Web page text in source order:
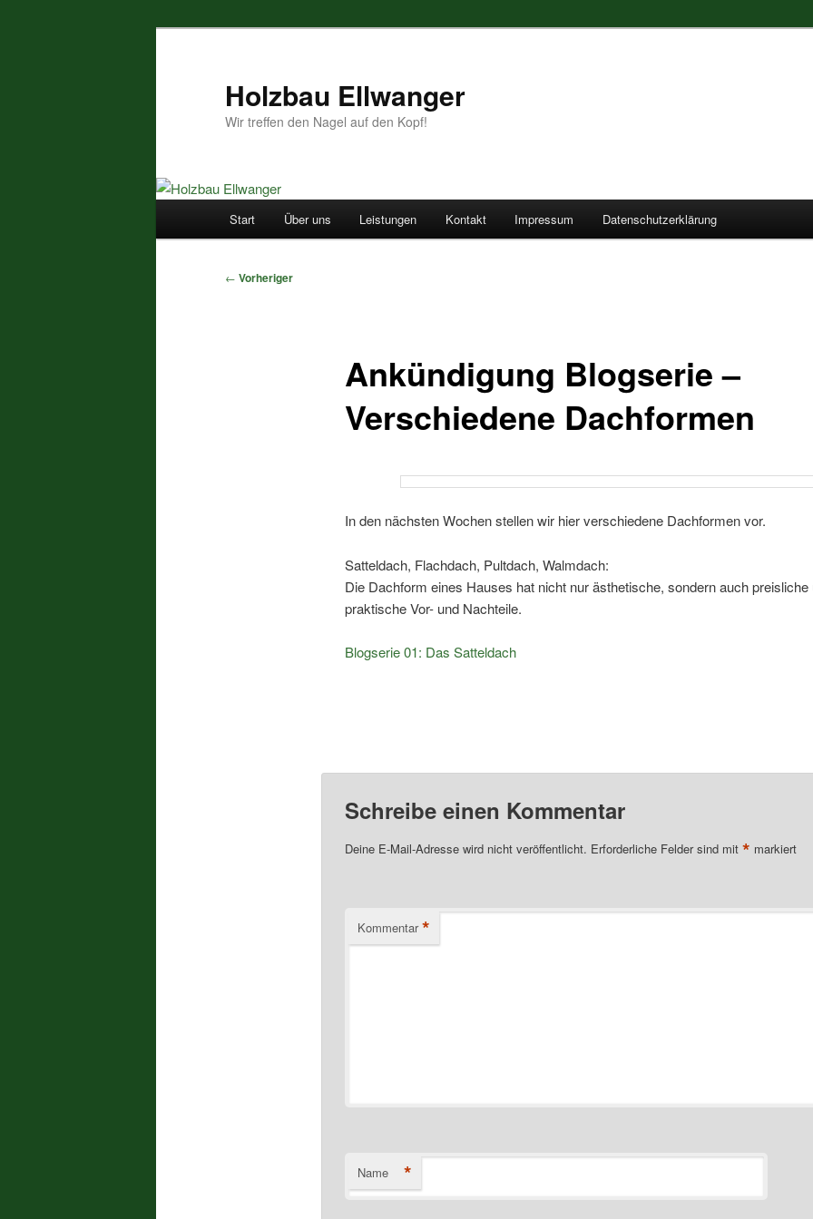
Holzbau Ellwanger
Wir treffen den Nagel auf den Kopf!
Start Über uns Leistungen Kontakt Impressum Datenschutzerklärung
Beitragsnavigation
← Vorheriger
Ankündigung Blogserie –
Verschiedene Dachformen
In den nächsten Wochen stellen wir hier verschiedene Dachformen vor.
Satteldach, Flachdach, Pultdach, Walmdach:
Die Dachform eines Hauses hat nicht nur ästhetische, sondern auch preisliche
praktische Vor- und Nachteile.
Blogserie 01: Das Satteldach
Schreibe einen Kommentar
Deine E-Mail-Adresse wird nicht veröffentlicht. Erforderliche Felder sind mit * markiert
Kommentar *
Name *